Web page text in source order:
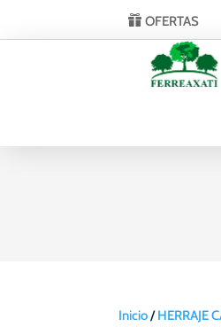
OFERTAS
Inicio/HERRAJE